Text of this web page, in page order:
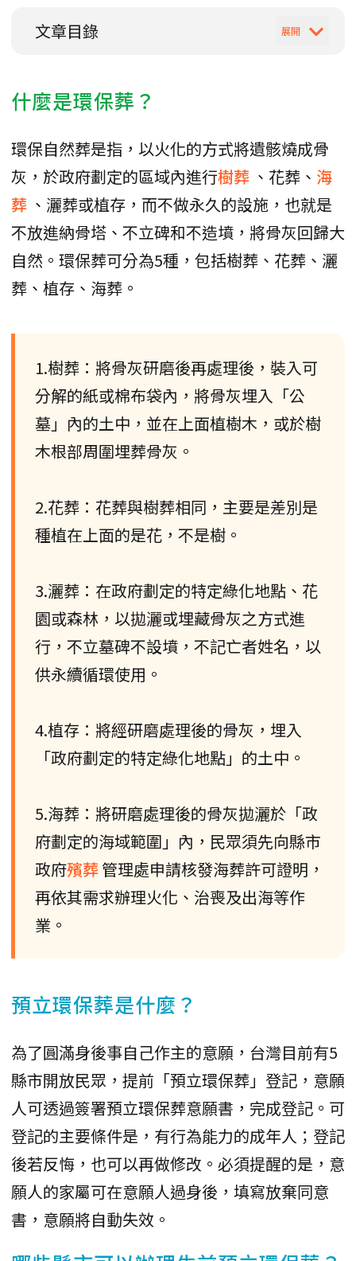
文章目錄
什麼是環保葬？
環保自然葬是指，以火化的方式將遺骸燒成骨
灰，於政府劃定的區域內進行樹葬 、花葬、 海
葬 、灑葬或植存，而不做永久的設施，也就是
不放進納骨塔、不立碑和不造墳，將骨灰回歸大
自然。環保葬可分為5種，包括樹葬、花葬、灑
葬、植存、海葬。
1.樹葬：將骨灰研磨後再處理後，裝入可
分解的紙或棉布袋內，將骨灰埋入「公
墓」內的土中，並在上面植樹木，或於樹
木根部周圍埋葬骨灰。
2.花葬：花葬與樹葬相同，主要是差別是
種植在上面的是花，不是樹。
3.灑葬：在政府劃定的特定綠化地點、花
園或森林，以拋灑或埋藏骨灰之方式進
行，不立墓碑不設墳，不記亡者姓名，以
供永續循環使用。
4.植存：將經研磨處理後的骨灰，埋入
「政府劃定的特定綠化地點」的土中。
5.海葬：將研磨處理後的骨灰拋灑於「政
府劃定的海域範圍」內，民眾須先向縣市
政府殯葬 管理處申請核發海葬許可證明，
再依其需求辦理火化、治喪及出海等作
業。
預立環保葬是什麼？
為了圓滿身後事自己作主的意願，台灣目前有5
縣市開放民眾，提前「預立環保葬」登記，意願
人可透過簽署預立環保葬意願書，完成登記。可
登記的主要條件是，有行為能力的成年人；登記
後若反悔，也可以再做修改。必須提醒的是，意
願人的家屬可在意願人過身後，填寫放棄同意
書，意願將自動失效。